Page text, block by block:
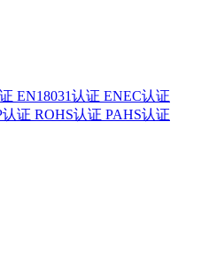
EN18031认证 ENEC认证
认证 ROHS认证 PAHS认证